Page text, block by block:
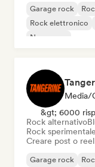
Garage rock
Rock elettronico
New wave
Media/
&gt; 6000
Rock alternativo
Rock sperimentale
Creare post o
Garage rock